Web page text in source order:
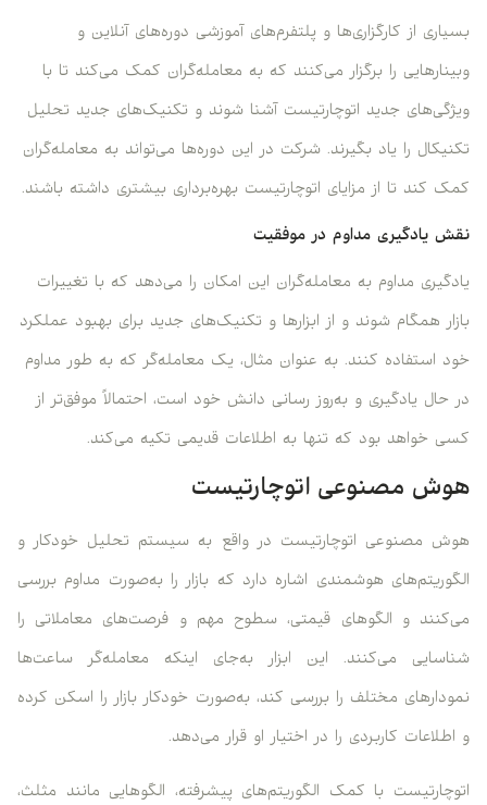
بسیاری از کارگزاری‌ها و پلتفرم‌های آموزشی دوره‌های آنلاین و
وبینارهایی را برگزار می‌کنند که به معامله‌گران کمک می‌کند تا با
ویژگی‌های جدید اتوچارتیست آشنا شوند و تکنیک‌های جدید تحلیل
تکنیکال را یاد بگیرند. شرکت در این دوره‌ها می‌تواند به معامله‌گران
کمک کند تا از مزایای اتوچارتیست بهره‌برداری بیشتری داشته باشند.
نقش یادگیری مداوم در موفقیت
یادگیری مداوم به معامله‌گران این امکان را می‌دهد که با تغییرات
بازار همگام شوند و از ابزارها و تکنیک‌های جدید برای بهبود عملکرد
خود استفاده کنند. به عنوان مثال، یک معامله‌گر که به طور مداوم
در حال یادگیری و به‌روز رسانی دانش خود است، احتمالاً موفق‌تر از
کسی خواهد بود که تنها به اطلاعات قدیمی تکیه می‌کند.
هوش مصنوعی اتوچارتیست
هوش مصنوعی اتوچارتیست در واقع به سیستم تحلیل خودکار و
الگوریتم‌های هوشمندی اشاره دارد که بازار را به‌صورت مداوم بررسی
می‌کنند و الگوهای قیمتی، سطوح مهم و فرصت‌های معاملاتی را
شناسایی می‌کنند. این ابزار به‌جای اینکه معامله‌گر ساعت‌ها
نمودارهای مختلف را بررسی کند، به‌صورت خودکار بازار را اسکن کرده
و اطلاعات کاربردی را در اختیار او قرار می‌دهد.
اتوچارتیست با کمک الگوریتم‌های پیشرفته، الگوهایی مانند مثلث،